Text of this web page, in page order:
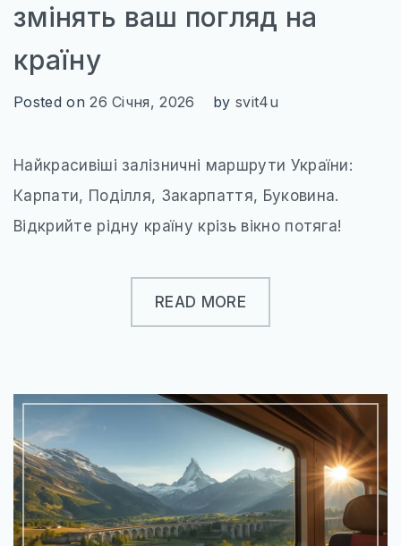
змінять ваш погляд на
країну
Posted on26 Січня, 2026 by svit4u
Найкрасивіші залізничні маршрути України:
Карпати, Поділля, Закарпаття, Буковина.
Відкрийте рідну країну крізь вікно потяга!
READ MORE